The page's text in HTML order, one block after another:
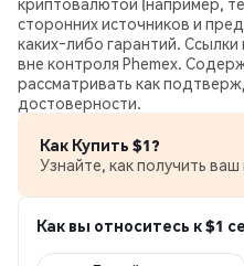
сторонних источников и
каких‑либо гарантий.
вне контроля Phemex.
рассматривать как
достоверности.
Как Купить $1?
Узнайте, как получить
Как вы относитесь к $1